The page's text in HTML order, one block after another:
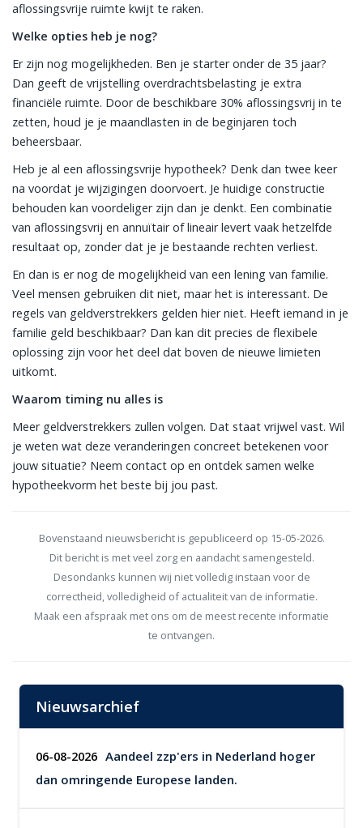
aflossingsvrije ruimte kwijt te raken.
Welke opties heb je nog?
Er zijn nog mogelijkheden. Ben je starter onder de 35 jaar?
Dan geeft de vrijstelling overdrachtsbelasting je extra
financiële ruimte. Door de beschikbare 30% aflossingsvrij in te
zetten, houd je je maandlasten in de beginjaren toch
beheersbaar.
Heb je al een aflossingsvrije hypotheek? Denk dan twee keer
na voordat je wijzigingen doorvoert. Je huidige constructie
behouden kan voordeliger zijn dan je denkt. Een combinatie
van aflossingsvrij en annuïtair of lineair levert vaak hetzelfde
resultaat op, zonder dat je je bestaande rechten verliest.
En dan is er nog de mogelijkheid van een lening van familie.
Veel mensen gebruiken dit niet, maar het is interessant. De
regels van geldverstrekkers gelden hier niet. Heeft iemand in je
familie geld beschikbaar? Dan kan dit precies de flexibele
oplossing zijn voor het deel dat boven de nieuwe limieten
uitkomt.
Waarom timing nu alles is
Meer geldverstrekkers zullen volgen. Dat staat vrijwel vast. Wil
je weten wat deze veranderingen concreet betekenen voor
jouw situatie? Neem contact op en ontdek samen welke
hypotheekvorm het beste bij jou past.
Bovenstaand nieuwsbericht is gepubliceerd op 15-05-2026.
Dit bericht is met veel zorg en aandacht samengesteld.
Desondanks kunnen wij niet volledig instaan voor de
correctheid, volledigheid of actualiteit van de informatie.
Maak een afspraak met ons om de meest recente informatie
te ontvangen.
Nieuwsarchief
06-08-2026 Aandeel zzp'ers in Nederland hoger
dan omringende Europese landen.